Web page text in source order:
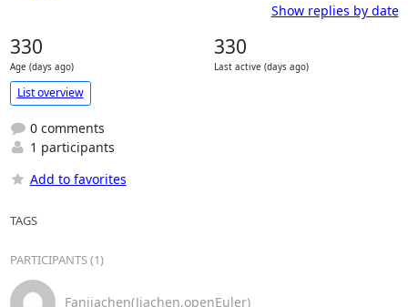
Show replies by date
330
Age (days ago)
330
Last active (days ago)
List overview
0 comments
1 participants
Add to favorites
TAGS
PARTICIPANTS (1)
Fanjiachen(Jiachen,openEuler)